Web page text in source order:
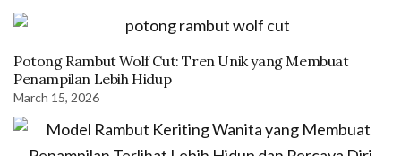
Potong Rambut Wolf Cut: Tren Unik yang Membuat
Penampilan Lebih Hidup
March 15, 2026